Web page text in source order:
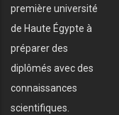
première université
de Haute Égypte à
préparer des
diplômés avec des
connaissances
scientifiques.